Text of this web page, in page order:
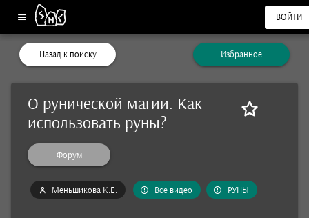
ВОЙТИ
Назад к поиску Избранное
О рунической магии. Как
использовать руны?
Форум
Меньшикова К.Е. Все видео РУНЫ